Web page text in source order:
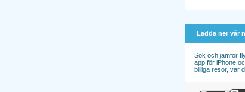
Ladda ner vår
Sök och jämför
app för iPhone
billiga resor, var